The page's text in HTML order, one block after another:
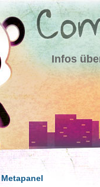
Infos
Metapanel